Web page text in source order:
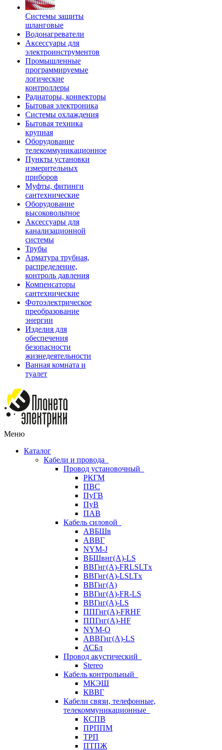
Системы защиты
шланговые
Водонагреватели
Аксессуары для
электроинструментов
Промышленные
программируемые
логические
контроллеры
Радиаторы, конвекторы
Бытовая электроника
Системы охлаждения
Бытовая техника
крупная
Оборудование
телекоммуникационное
Пункты установки
измерительных
приборов
Муфты, фитинги
сантехнические
Оборудование
высоковольтное
Аксессуары для
канализационной
системы
Трубы
Арматура трубная,
распределение,
контроль давления
Компенсаторы
сантехнические
Фотоэлектрическое
преобразование
энергии
Изделия для
обеспечения
безопасности
жизнедеятельности
Ванная комната и
туалет
Меню
Каталог
Кабели и провода
Провод установочный
РКГМ
ПВС
ПуГВ
ПуВ
ПАВ
Кабель силовой
АВБШв
АВВГ
NYM-J
ВБШвнг(А)-LS
ВВГнг(A)-FRLSLTx
ВВГнг(A)-LSLTx
ВВГнг(А)
ВВГнг(А)-FR-LS
ВВГнг(А)-LS
ППГнг(А)-FRHF
ППГнг(А)-HF
NYM-O
АВВГнг(А)-LS
АСБл
Провод акустический
Stereo
Кабель контрольный
МКЭШ
КВВГ
Кабели связи, телефонные,
телекоммуникационные
КСПВ
ПРППМ
ТРП
ПТПЖ